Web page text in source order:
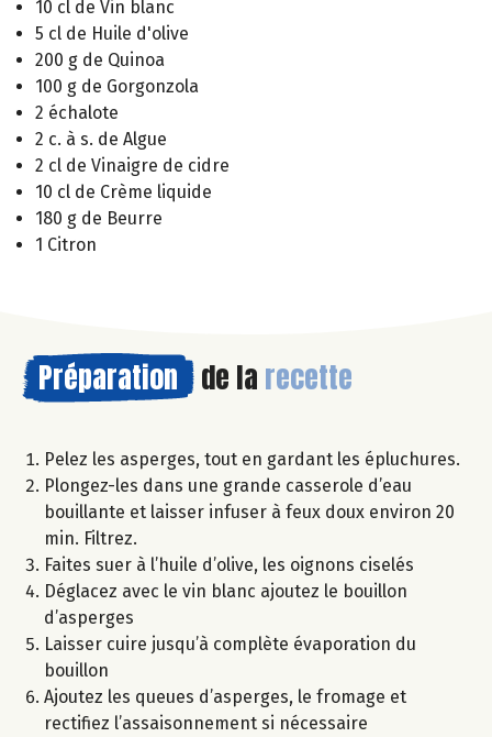
10 cl de Vin blanc
5 cl de Huile d'olive
200 g de Quinoa
100 g de Gorgonzola
2 échalote
2 c. à s. de Algue
2 cl de Vinaigre de cidre
10 cl de Crème liquide
180 g de Beurre
1 Citron
Préparation de la recette
Pelez les asperges, tout en gardant les épluchures.
Plongez-les dans une grande casserole d’eau
bouillante et laisser infuser à feux doux environ 20
min. Filtrez.
Faites suer à l’huile d’olive, les oignons ciselés
Déglacez avec le vin blanc ajoutez le bouillon
d’asperges
Laisser cuire jusqu’à complète évaporation du
bouillon
Ajoutez les queues d’asperges, le fromage et
rectifiez l’assaisonnement si nécessaire